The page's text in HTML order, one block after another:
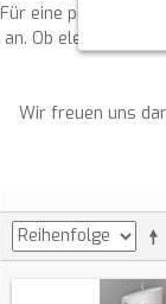
Für eine perfekte
an. Ob elegant,
Wir freuen uns